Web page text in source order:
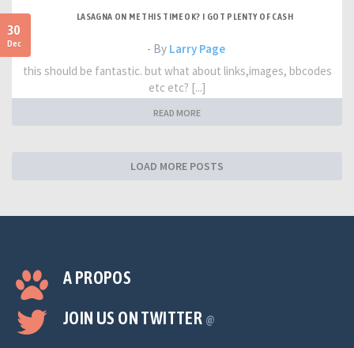
30
Dec
LASAGNA ON ME THIS TIME OK? I GOT PLENTY OF CASH
- By Larry Page
this should be fantastic. but what about links,images, bbcodes
etc etc? [...]
READ MORE
LOAD MORE POSTS
A PROPOS
JOIN US ON TWITTER @